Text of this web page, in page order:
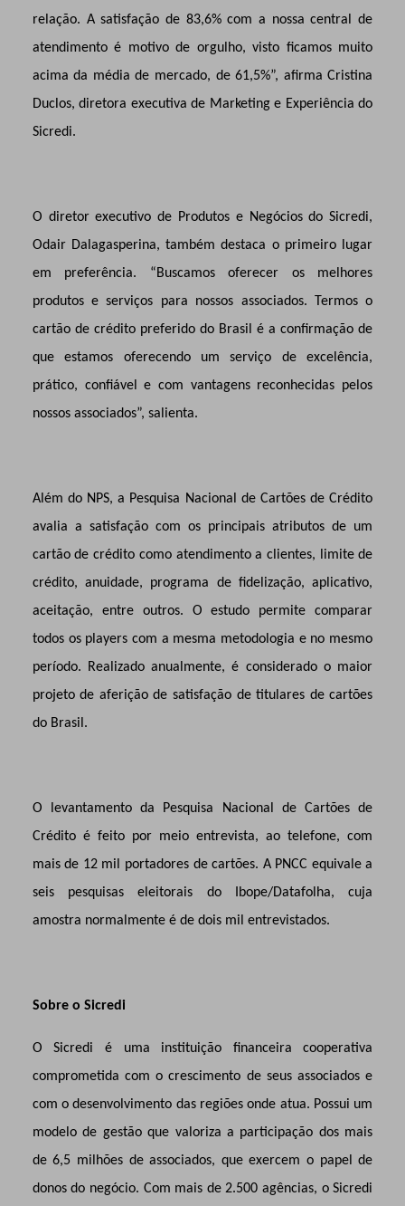
relação. A satisfação de 83,6% com a nossa central de
atendimento é motivo de orgulho, visto ficamos muito
acima da média de mercado, de 61,5%”, afirma Cristina
Duclos, diretora executiva de Marketing e Experiência do
Sicredi.
O diretor executivo de Produtos e Negócios do Sicredi,
Odair Dalagasperina, também destaca o primeiro lugar
em preferência. “Buscamos oferecer os melhores
produtos e serviços para nossos associados. Termos o
cartão de crédito preferido do Brasil é a confirmação de
que estamos oferecendo um serviço de excelência,
prático, confiável e com vantagens reconhecidas pelos
nossos associados”, salienta.
Além do NPS, a Pesquisa Nacional de Cartões de Crédito
avalia a satisfação com os principais atributos de um
cartão de crédito como atendimento a clientes, limite de
crédito, anuidade, programa de fidelização, aplicativo,
aceitação, entre outros. O estudo permite comparar
todos os players com a mesma metodologia e no mesmo
período. Realizado anualmente, é considerado o maior
projeto de aferição de satisfação de titulares de cartões
do Brasil.
O levantamento da Pesquisa Nacional de Cartões de
Crédito é feito por meio entrevista, ao telefone, com
mais de 12 mil portadores de cartões. A PNCC equivale a
seis pesquisas eleitorais do Ibope/Datafolha, cuja
amostra normalmente é de dois mil entrevistados.
Sobre o Sicredi
O Sicredi é uma instituição financeira cooperativa
comprometida com o crescimento de seus associados e
com o desenvolvimento das regiões onde atua. Possui um
modelo de gestão que valoriza a participação dos mais
de 6,5 milhões de associados, que exercem o papel de
donos do negócio. Com mais de 2.500 agências, o Sicredi